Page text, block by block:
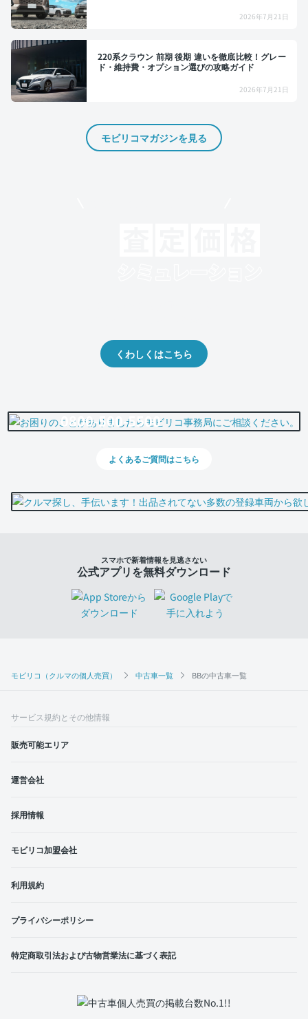
モビリコ（クルマの個人売買） 中古車一覧 BBの中古車一覧
2026年7月21日
220系クラウン 前期 後期 違いを徹底比較！グレー
ド・維持費・オプション選びの攻略ガイド
2026年7月21日
モビリコマガジンを見る
くわしくはこちら
0800-500-5500
よくあるご質問はこちら
スマホで新着情報を見逃さない
公式アプリを無料ダウンロード
サービス規約とその他情報
販売可能エリア
運営会社
採用情報
モビリコ加盟会社
利用規約
プライバシーポリシー
特定商取引法および古物営業法に基づく表記